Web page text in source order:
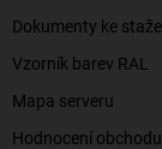
Dokumenty ke
Vzorník barev RAL
Mapa serveru
Hodnocení obchodu